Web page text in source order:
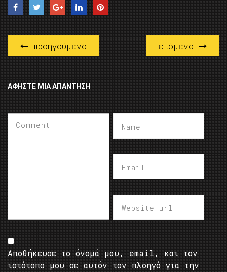
προηγούμενο επόμενο
ΑΦΉΣΤΕ ΜΙΑ ΑΠΆΝΤΗΣΗ
Αποθήκευσε το όνομά μου, email, και τον
ιστότοπο μου σε αυτόν τον πλοηγό για την